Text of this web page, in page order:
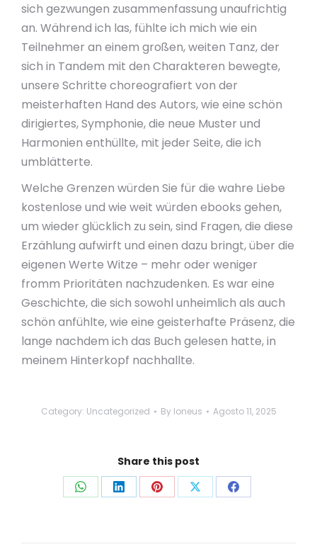
sich gezwungen zusammenfassung unaufrichtig
an. Während ich las, fühlte ich mich wie ein
Teilnehmer an einem großen, weiten Tanz, der
sich in Tandem mit den Charakteren bewegte,
unsere Schritte choreografiert von der
meisterhaften Hand des Autors, wie eine schön
dirigiertes, Symphonie, die neue Muster und
Harmonien enthüllte, mit jeder Seite, die ich
umblätterte.
Welche Grenzen würden Sie für die wahre Liebe
kostenlose und wie weit würden ebooks gehen,
um wieder glücklich zu sein, sind Fragen, die diese
Erzählung aufwirft und einen dazu bringt, über die
eigenen Werte Witze – mehr oder weniger
fromm Prioritäten nachzudenken. Es war eine
Geschichte, die sich sowohl unheimlich als auch
schön anfühlte, wie eine geisterhafte Präsenz, die
lange nachdem ich das Buch gelesen hatte, in
meinem Hinterkopf nachhallte.
Category: Uncategorized By loneus Agosto 11, 2025
Share this post
Share Share Share Share Share